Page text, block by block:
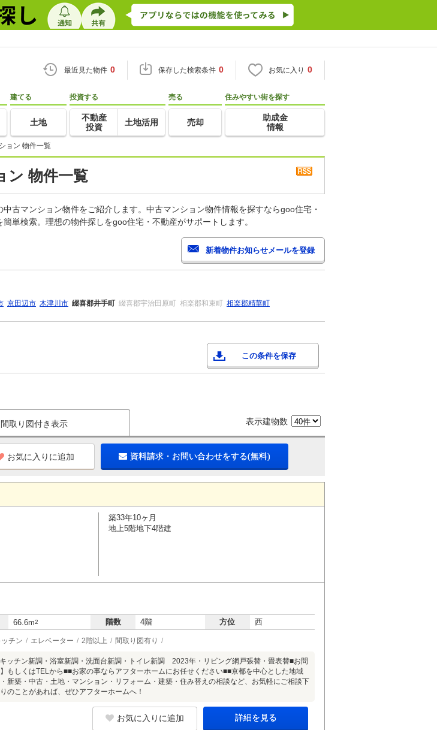
最近見た物件 0 保存した検索条件 0 お気に入り 0
建てる
土地
投資する
不動産
投資
土地活用
売る
売却
住みやすい街を探す
助成金
情報
ョン 物件一覧
ン 物件一覧
古マンション物件をご紹介します。中古マンション物件情報を探すならgoo住宅・
単検索。理想の物件探しをgoo住宅・不動産がサポートします。
京田辺市 木津川市 綴喜郡井手町 綴喜郡宇治田原町 相楽郡和束町 相楽郡精華町
この条件を保存
間取り図付き表示 表示建物数
お気に入りに追加 資料請求・お問い合わせをする(無料)
築33年10ヶ月
地上5階地下4階建
66.6m2 階数 4階 方位 西
チン エレベーター 2階以上 間取り図有り
ッチン新調・浴室新調・洗面台新調・トイレ新調 2023年・リビング網戸張替・畳表替■お問
もしくはTELから■■お家の事ならアフターホームにお任せください■■京都を中心とした地域
新築・中古・土地・マンション・リフォーム・建築・住み替えの相談など、お気軽にご相談下
のことがあれば、ぜひアフターホームへ！
お気に入りに追加 詳細を見る